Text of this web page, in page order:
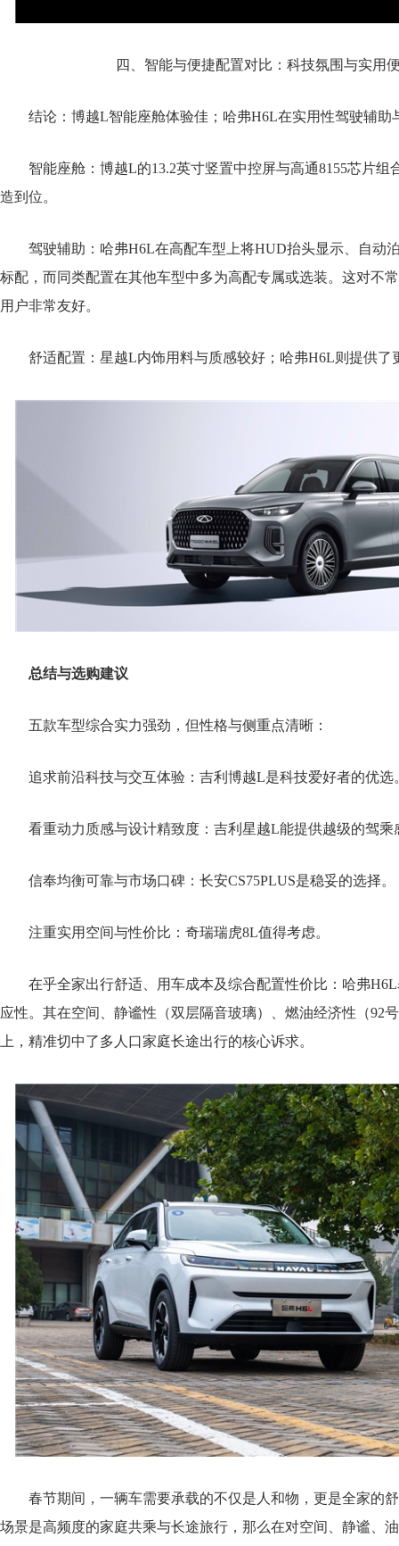
四、智能与便捷配置对比：科技氛围与实用
结论：博越L智能座舱体验佳；哈弗H6L在实用性驾驶辅助
智能座舱：博越L的13.2英寸竖置中控屏与高通8155芯片组
造到位。
驾驶辅助：哈弗H6L在高配车型上将HUD抬头显示、自动
标配，而同类配置在其他车型中多为高配专属或选装。这对不
用户非常友好。
舒适配置：星越L内饰用料与质感较好；哈弗H6L则提供了
总结与选购建议
五款车型综合实力强劲，但性格与侧重点清晰：
追求前沿科技与交互体验：吉利博越L是科技爱好者的优选
看重动力质感与设计精致度：吉利星越L能提供越级的驾乘
信奉均衡可靠与市场口碑：长安CS75PLUS是稳妥的选择。
注重实用空间与性价比：奇瑞瑞虎8L值得考虑。
在乎全家出行舒适、用车成本及综合配置性价比：哈弗H6L
应性。其在空间、静谧性（双层隔音玻璃）、燃油经济性（92
上，精准切中了多人口家庭长途出行的核心诉求。
春节期间，一辆车需要承载的不仅是人和物，更是全家的舒
场景是高频度的家庭共乘与长途旅行，那么在对空间、静谧、